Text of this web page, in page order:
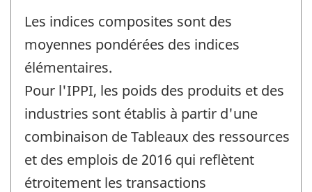
Les indices composites sont des
moyennes pondérées des indices
élémentaires.
Pour l'IPPI, les poids des produits et des
industries sont établis à partir d'une
combinaison de Tableaux des ressources
et des emplois de 2016 qui reflètent
étroitement les transactions